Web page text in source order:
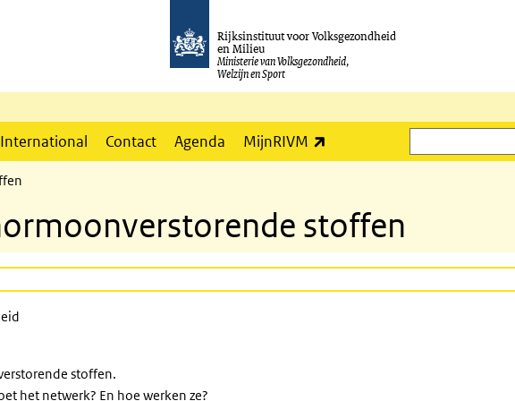
Rijksinstituut voor Volksgezondheid
en Milieu
Ministerie van Volksgezondheid,
Welzijn en Sport
International Contact Agenda MijnRIVM
Zoeken
stoffen
stoffen.
het netwerk? En hoe werken ze?